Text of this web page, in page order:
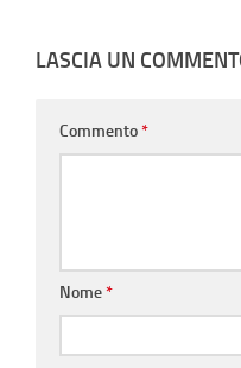
LASCIA UN
Commento*
Nome*